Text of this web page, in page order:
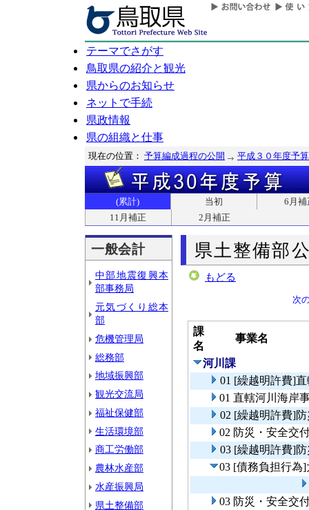
テーマでさがす
鳥取県の紹介と観光
県からのお知らせ
ネットで手続
県政情報
県の組織と仕事
現在の位置： 予算編成過程の公開 平成３０年度予算
(累計) 当初
6月補
11月補正
2月補正
一般会計
中部地震復興本
部事務局
元気づくり総本
部
危機管理局
総務部
地域振興部
観光交流局
福祉保健部
生活環境部
商工労働部
農林水産部
水産振興局
県土整備部
県土整備部
もどる
次
課
名
事業名
河川課
01 [繰越明許費]
01 直轄河川海岸
02 [繰越明許費]
02 防災・安全交
03 [繰越明許費]
03 [債務負担行
03 防災・安全交